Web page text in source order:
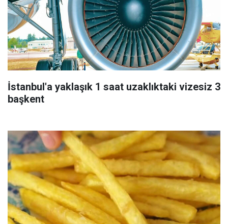
İstanbul'a yaklaşık 1 saat uzaklıktaki vizesiz 3
başkent